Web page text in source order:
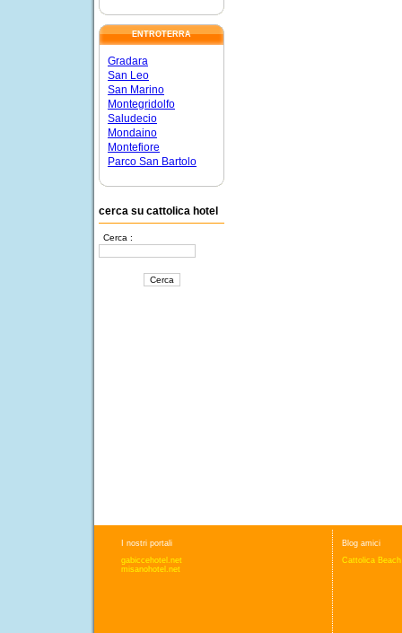
ENTROTERRA
Gradara
San Leo
San Marino
Montegridolfo
Saludecio
Mondaino
Montefiore
Parco San Bartolo
cerca su cattolica hotel
Cerca :
I nostri portali
gabiccehotel.net
misanohotel.net
Blog amici
Cattolica